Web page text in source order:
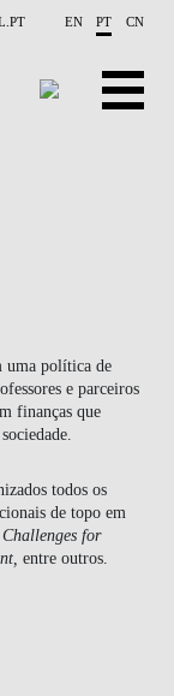
EN PT CN
uma política de
e parceiros
finanças que
todos os
de topo em
for
entre outros.